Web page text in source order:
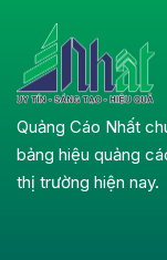
Quảng Cáo Nhất
bảng hiệu quảng
thị trường hiện nay.